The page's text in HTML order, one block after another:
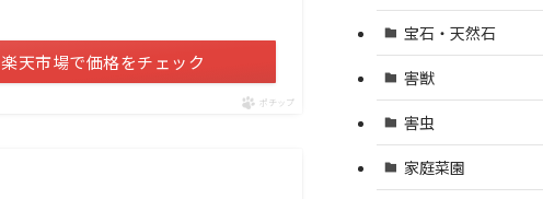
楽天市場で価格をチェック
ポチップ
宝石・天然石
害獣
害虫
家庭菜園